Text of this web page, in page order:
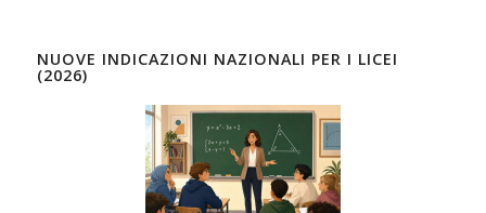
NUOVE INDICAZIONI NAZIONALI PER I LICEI
(2026)